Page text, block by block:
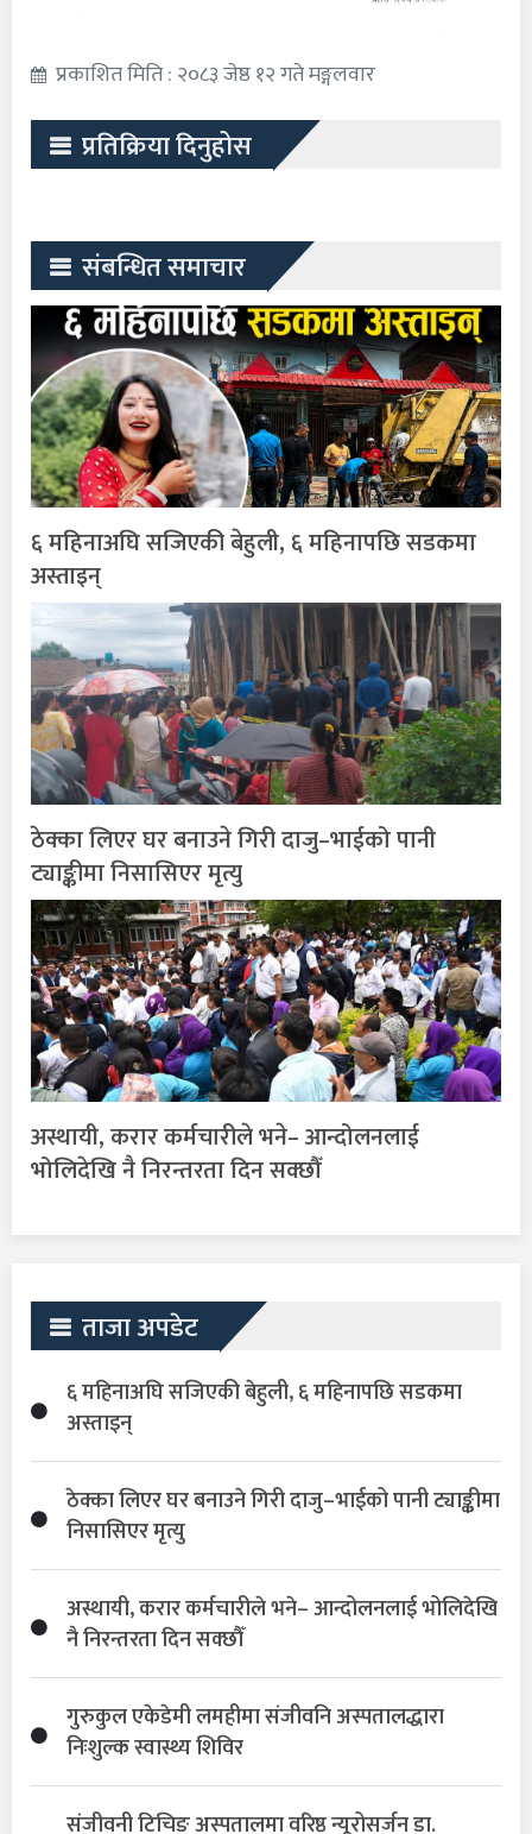
प्रकाशित मिति : २०८३ जेष्ठ १२ गते मङ्गलवार
प्रतिक्रिया दिनुहोस
संबन्धित समाचार
६ महिनाअघि सजिएकी बेहुली, ६ महिनापछि सडकमा
अस्ताइन्
ठेक्का लिएर घर बनाउने गिरी दाजु–भाईको पानी
ट्याङ्कीमा निसासिएर मृत्यु
अस्थायी, करार कर्मचारीले भने– आन्दोलनलाई
भोलिदेखि नै निरन्तरता दिन सक्छौँ
ताजा अपडेट
६ महिनाअघि सजिएकी बेहुली, ६ महिनापछि सडकमा
अस्ताइन्
ठेक्का लिएर घर बनाउने गिरी दाजु–भाईको पानी ट्याङ्कीमा
निसासिएर मृत्यु
अस्थायी, करार कर्मचारीले भने– आन्दोलनलाई भोलिदेखि
नै निरन्तरता दिन सक्छौँ
गुरुकुल एकेडेमी लमहीमा संजीवनि अस्पतालद्धारा
निःशुल्क स्वास्थ्य शिविर
संजीवनी टिचिङ अस्पतालमा वरिष्ठ न्यूरोसर्जन डा.